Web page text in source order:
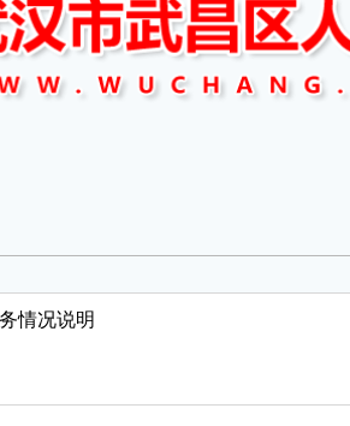
情况说明